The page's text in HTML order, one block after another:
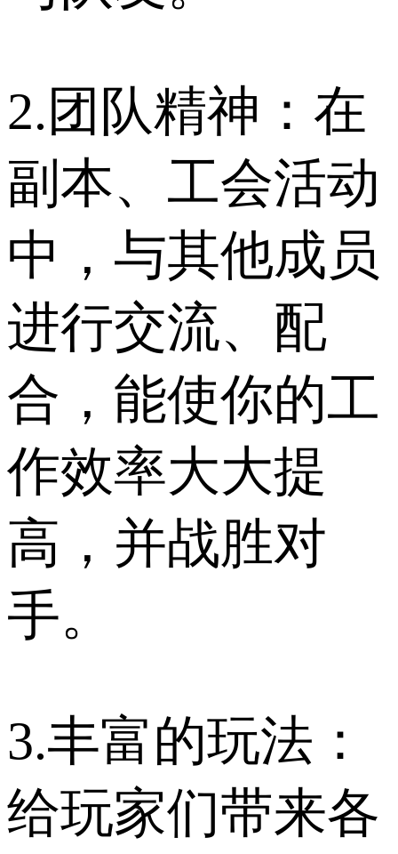
2.团队精神：在
副本、工会活动
中，与其他成员
进行交流、配
合，能使你的工
作效率大大提
高，并战胜对
手。
3.丰富的玩法：
给玩家们带来各